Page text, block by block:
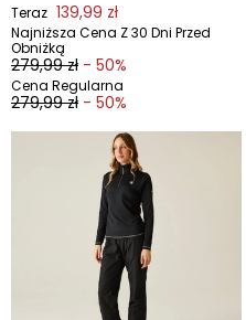
Teraz 139,99 zł
Najniższa Cena Z 30 Dni Przed
Obniżką
279,99 zł - 50%
Cena Regularna
279,99 zł - 50%